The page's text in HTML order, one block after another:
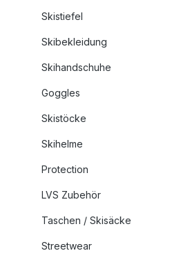
Skistiefel
Skibekleidung
Skihandschuhe
Goggles
Skistöcke
Skihelme
Protection
LVS Zubehör
Taschen / Skisäcke
Streetwear